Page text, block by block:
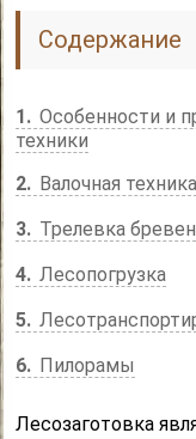
Содержание
1
Особенности и
техники
2
Валочная техника
3
Трелевка бревен
4 Лесопогрузка
5
6
Пилорамы
Лесозаготовка